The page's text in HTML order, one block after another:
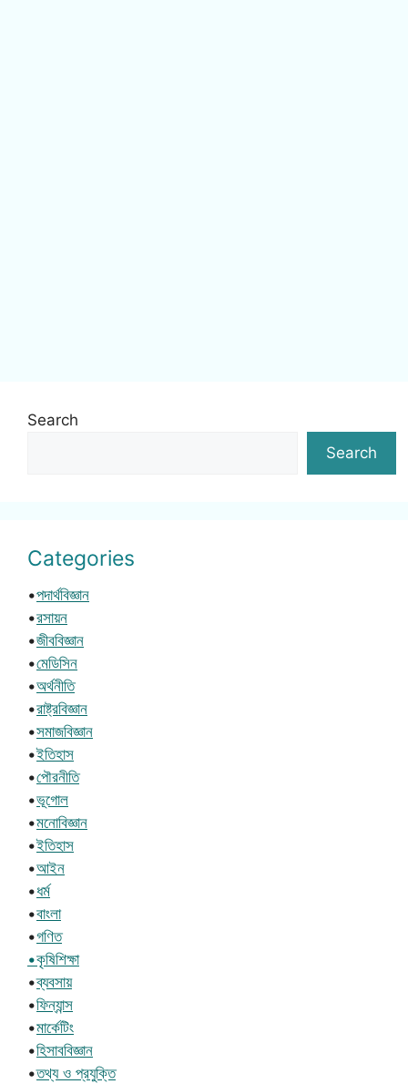
Search
Search
Categories
•পদার্থবিজ্ঞান
•রসায়ন
•জীববিজ্ঞান
•মেডিসিন
•অর্থনীতি
•রাষ্ট্রবিজ্ঞান
•সমাজবিজ্ঞান
•ইতিহাস
•পৌরনীতি
•ভূগোল
•মনোবিজ্ঞান
•ইতিহাস
•আইন
•ধর্ম
•বাংলা
•গণিত
•কৃষিশিক্ষা
•ব্যবসায়
•ফিন্যান্স
•মার্কেটিং
•হিসাববিজ্ঞান
•তথ্য ও প্রযুক্তি